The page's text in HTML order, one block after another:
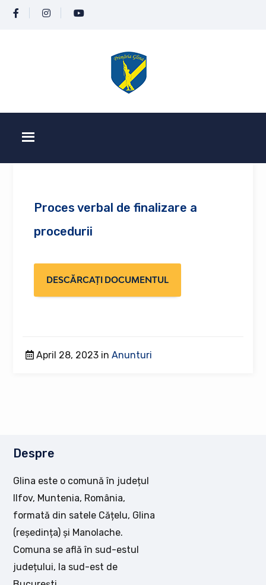
Proces verbal de finalizare a
procedurii
DESCĂRCAȚI DOCUMENTUL
April 28, 2023 inAnunturi
Despre
Glina este o comună în județul
Ilfov, Muntenia, România,
formată din satele Cățelu, Glina
(reședința) și Manolache.
Comuna se află în sud-estul
județului, la sud-est de